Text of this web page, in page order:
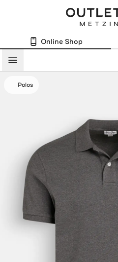
Online Shop
Menü
Polos